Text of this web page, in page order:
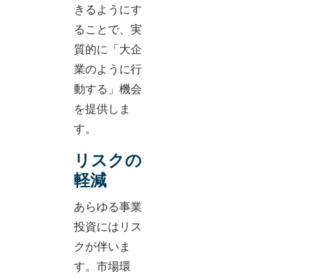
きるようにす
ることで、実
質的に「大企
業のように行
動する」機会
を提供しま
す。
リスクの
軽減
あらゆる事業
投資にはリス
クが伴いま
す。市場環